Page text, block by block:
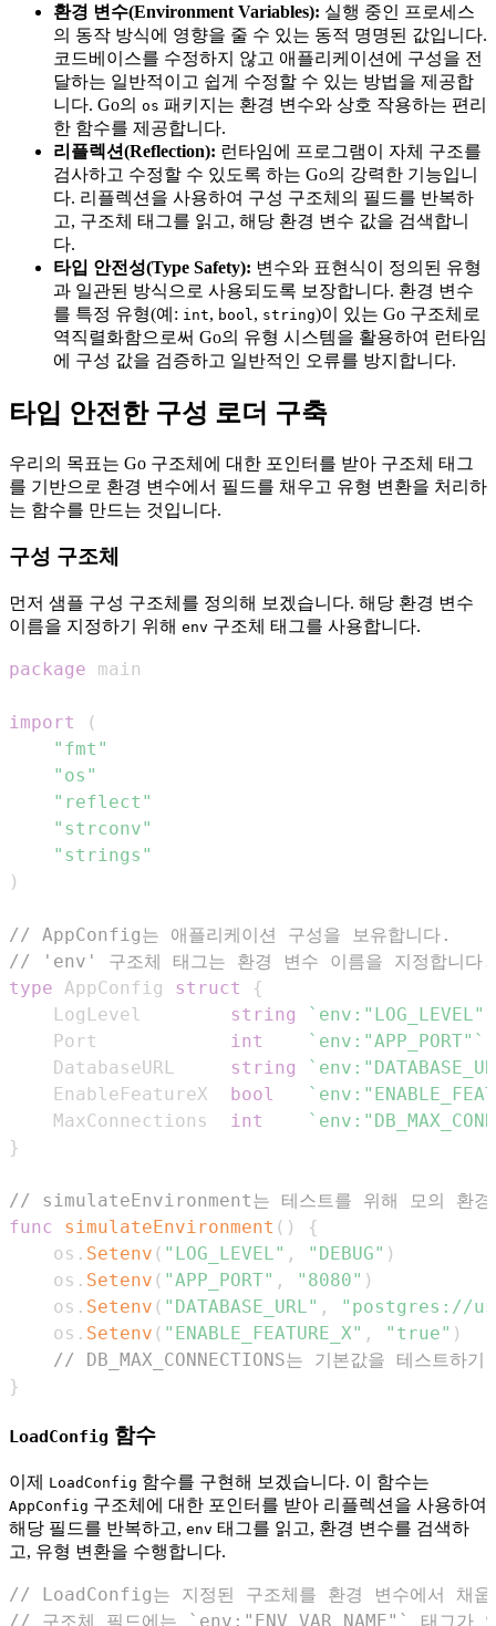
환경 변수(Environment Variables): 실행 중인 프로세스
의 동작 방식에 영향을 줄 수 있는 동적 명명된 값입니다.
코드베이스를 수정하지 않고 애플리케이션에 구성을 전
달하는 일반적이고 쉽게 수정할 수 있는 방법을 제공합
니다. Go의 os 패키지는 환경 변수와 상호 작용하는 편리
한 함수를 제공합니다.
리플렉션(Reflection): 런타임에 프로그램이 자체 구조를
검사하고 수정할 수 있도록 하는 Go의 강력한 기능입니
다. 리플렉션을 사용하여 구성 구조체의 필드를 반복하
고, 구조체 태그를 읽고, 해당 환경 변수 값을 검색합니
다.
타입 안전성(Type Safety): 변수와 표현식이 정의된 유형
과 일관된 방식으로 사용되도록 보장합니다. 환경 변수
를 특정 유형(예: int, bool , string)이 있는 Go 구조체로
역직렬화함으로써 Go의 유형 시스템을 활용하여 런타임
에 구성 값을 검증하고 일반적인 오류를 방지합니다.
타입 안전한 구성 로더 구축
우리의 목표는 Go 구조체에 대한 포인터를 받아 구조체 태그
를 기반으로 환경 변수에서 필드를 채우고 유형 변환을 처리하
는 함수를 만드는 것입니다.
구성 구조체
먼저 샘플 구성 구조체를 정의해 보겠습니다. 해당 환경 변수
이름을 지정하기 위해 env 구조체 태그를 사용합니다.
package
import
(
"fmt"
"os"
"reflect"
"strconv"
"strings"
)
// AppConfig는 애플리케이션 구성을 보유합니다.
// 'env' 구조체 태그는 환경 변수 이름을 지정합니다.
type AppConfig struct
{
	LogLevel
string
`env:"LOG_LEVEL"`
	Port
int
`env:"APP_PORT"`
	DatabaseURL
string
	EnableFeatureX
bool
	MaxConnections
int
}
// simulateEnvironment는 테스트를 위해 모의 환경
func
simulateEnvironment ( )
{
	os
. Setenv ( "LOG_LEVEL" , "DEBUG" )
	os
. Setenv ( "APP_PORT" , "8080" )
	os
. Setenv ( "DATABASE_URL" ,
"postgres://
	os
. Setenv ( "ENABLE_FEATURE_X" , "true" )
// DB_MAX_CONNECTIONS는 기본값을 테스트하
}
LoadConfig 함수
이제 LoadConfig 함수를 구현해 보겠습니다. 이 함수는
AppConfig 구조체에 대한 포인터를 받아 리플렉션을 사용하여
해당 필드를 반복하고, env 태그를 읽고, 환경 변수를 검색하
고, 유형 변환을 수행합니다.
// LoadConfig는 지정된 구조체를 환경 변수에서 채웁
// 구조체 필드에는 `env:"ENV_VAR_NAME"` 태그가